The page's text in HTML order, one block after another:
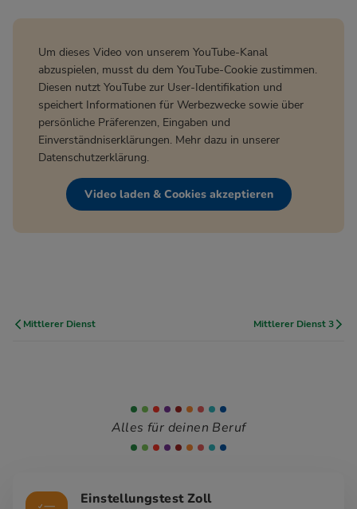
Um dieses Video von unserem YouTube-Kanal
abzuspielen, musst du dem YouTube-Cookie zustimmen.
Diesen nutzt YouTube zur User-Identifikation und
speichert Informationen für Werbezwecke sowie über
persönliche Präferenzen, Eingaben und
Einverständniserklärungen. Mehr dazu in unserer
Datenschutzerklärung.
Video laden & Cookies akzeptieren
Mittlerer Dienst Mittlerer Dienst 3
Alles für deinen Beruf
Einstellungstest Zoll